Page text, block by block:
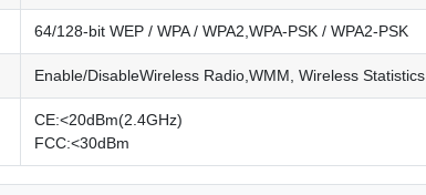
64/128-bit WEP / WPA / WPA2,WPA-PSK / WPA2-PSK
Enable/DisableWireless Radio,WMM, Wireless Statistics
CE:<20dBm(2.4GHz)
FCC:<30dBm